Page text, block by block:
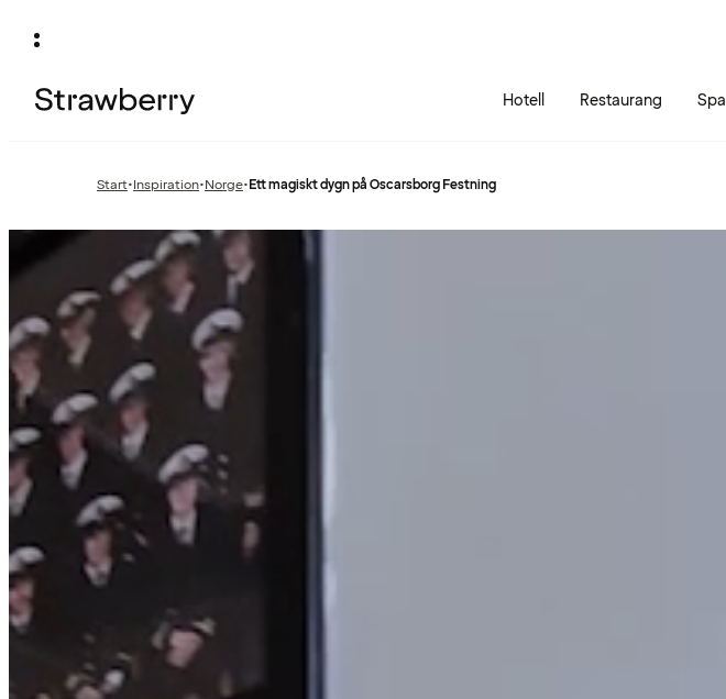
Hotell Restaurang Spa
Start•Föregående
Inspiration•Föregående
Norge•Ett magiskt dygn på Oscarsborg Festning